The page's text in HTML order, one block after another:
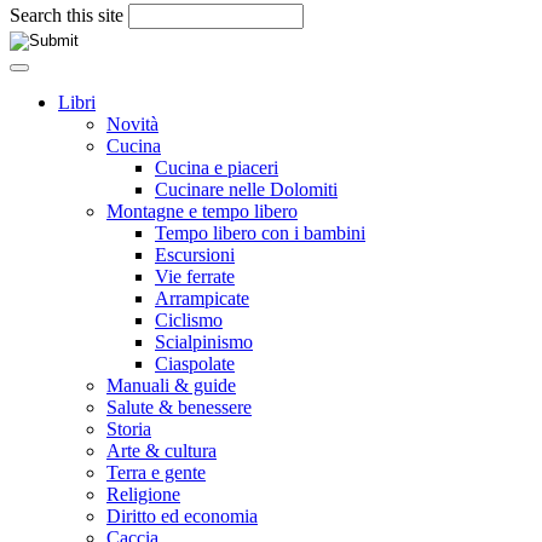
Search this site
Libri
Novità
Cucina
Cucina e piaceri
Cucinare nelle Dolomiti
Montagne e tempo libero
Tempo libero con i bambini
Escursioni
Vie ferrate
Arrampicate
Ciclismo
Scialpinismo
Ciaspolate
Manuali & guide
Salute & benessere
Storia
Arte & cultura
Terra e gente
Religione
Diritto ed economia
Caccia